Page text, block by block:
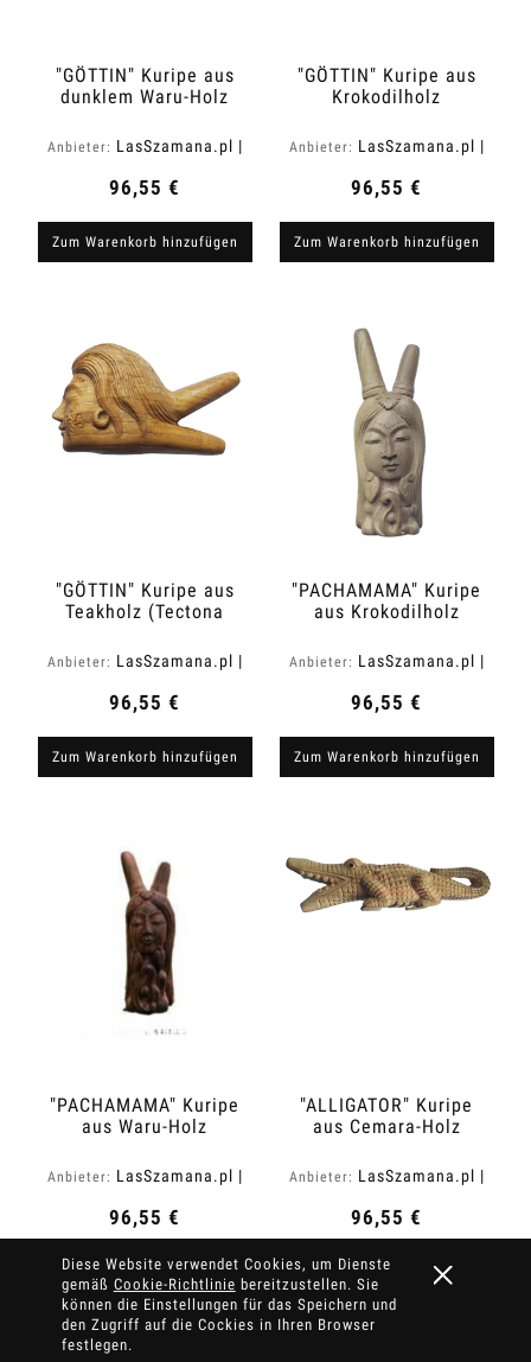
Diese Website verwendet Cookies, um Dienste
gemäß Cookie-Richtlinie bereitzustellen. Sie
können die Einstellungen für das Speichern und
den Zugriff auf die Cockies in Ihren Browser
festlegen.
"GÖTTIN" Kuripe aus
dunklem Waru-Holz
Anbieter: LasSzamana.pl |
96,55 €
Zum Warenkorb hinzufügen
"GÖTTIN" Kuripe aus
Krokodilholz
Anbieter: LasSzamana.pl |
96,55 €
Zum Warenkorb hinzufügen
"GÖTTIN" Kuripe aus
Teakholz (Tectona
Anbieter: LasSzamana.pl |
96,55 €
Zum Warenkorb hinzufügen
"PACHAMAMA" Kuripe
aus Krokodilholz
Anbieter: LasSzamana.pl |
96,55 €
Zum Warenkorb hinzufügen
"PACHAMAMA" Kuripe
aus Waru-Holz
Anbieter: LasSzamana.pl |
96,55 €
Zum Warenkorb hinzufügen
"ALLIGATOR" Kuripe
aus Cemara-Holz
Anbieter: LasSzamana.pl |
96,55 €
Zum Warenkorb hinzufügen